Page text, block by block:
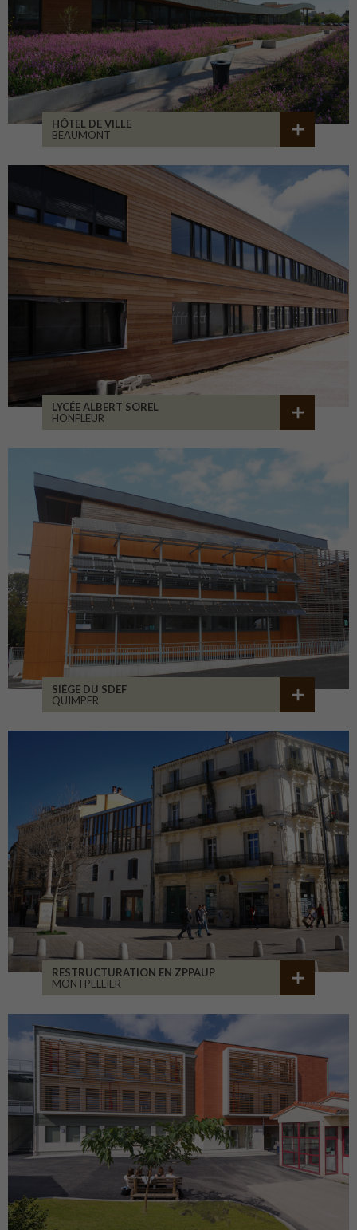
HÔTEL DE VILLE
BEAUMONT
LYCÉE ALBERT SOREL
HONFLEUR
SIÈGE DU SDEF
QUIMPER
RESTRUCTURATION EN ZPPAUP
MONTPELLIER